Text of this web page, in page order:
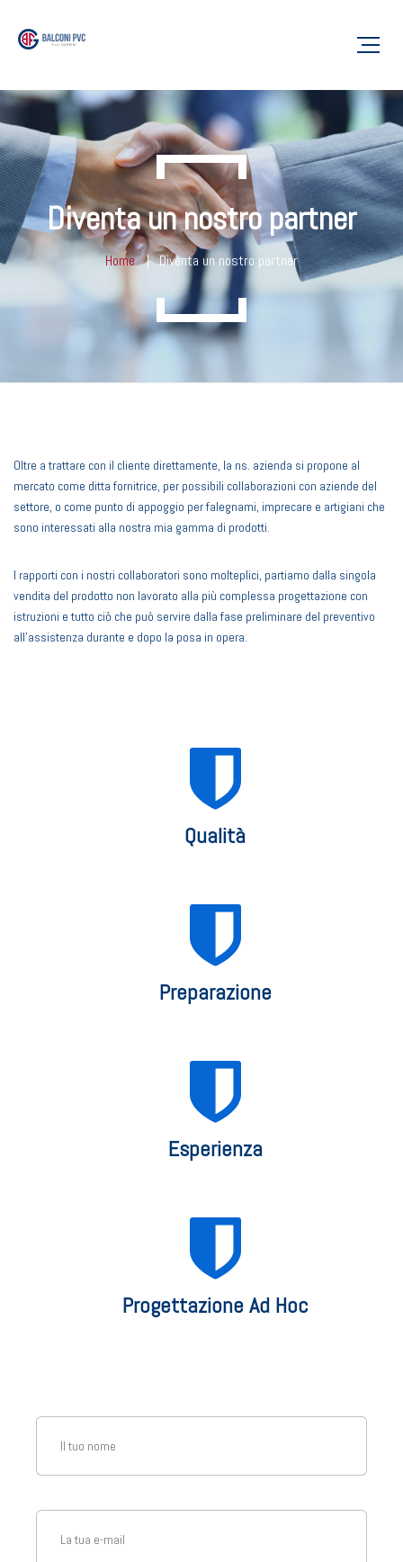
Diventa un nostro partner
Home Diventa un nostro partner
Oltre a trattare con il cliente direttamente, la ns. azienda si propone al
mercato come ditta fornitrice, per possibili collaborazioni con aziende del
settore, o come punto di appoggio per falegnami, imprecare e artigiani che
sono interessati alla nostra mia gamma di prodotti.
I rapporti con i nostri collaboratori sono molteplici, partiamo dalla singola
vendita del prodotto non lavorato alla più complessa progettazione con
istruzioni e tutto ciò che può servire dalla fase preliminare del preventivo
all’assistenza durante e dopo la posa in opera.
Qualità
Preparazione
Esperienza
Progettazione Ad Hoc